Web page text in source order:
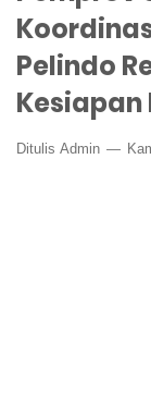
Pelindo
Kesiapan
Ditulis Admin